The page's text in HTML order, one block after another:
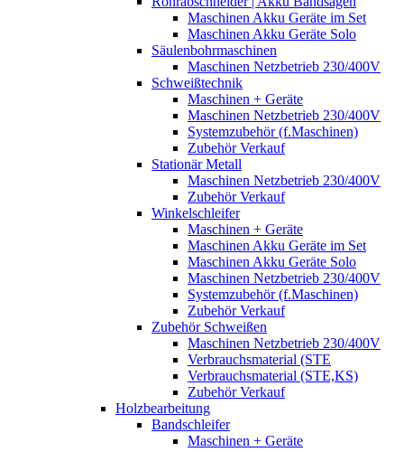
Maschinen Akku Geräte im Set
Maschinen Akku Geräte Solo
Säulenbohrmaschinen
Maschinen Netzbetrieb 230/400V
Schweißtechnik
Maschinen + Geräte
Maschinen Netzbetrieb 230/400V
Systemzubehör (f.Maschinen)
Zubehör Verkauf
Stationär Metall
Maschinen Netzbetrieb 230/400V
Zubehör Verkauf
Winkelschleifer
Maschinen + Geräte
Maschinen Akku Geräte im Set
Maschinen Akku Geräte Solo
Maschinen Netzbetrieb 230/400V
Systemzubehör (f.Maschinen)
Zubehör Verkauf
Zubehör Schweißen
Maschinen Netzbetrieb 230/400V
Verbrauchsmaterial (STE
Verbrauchsmaterial (STE,KS)
Zubehör Verkauf
Holzbearbeitung
Bandschleifer
Maschinen + Geräte